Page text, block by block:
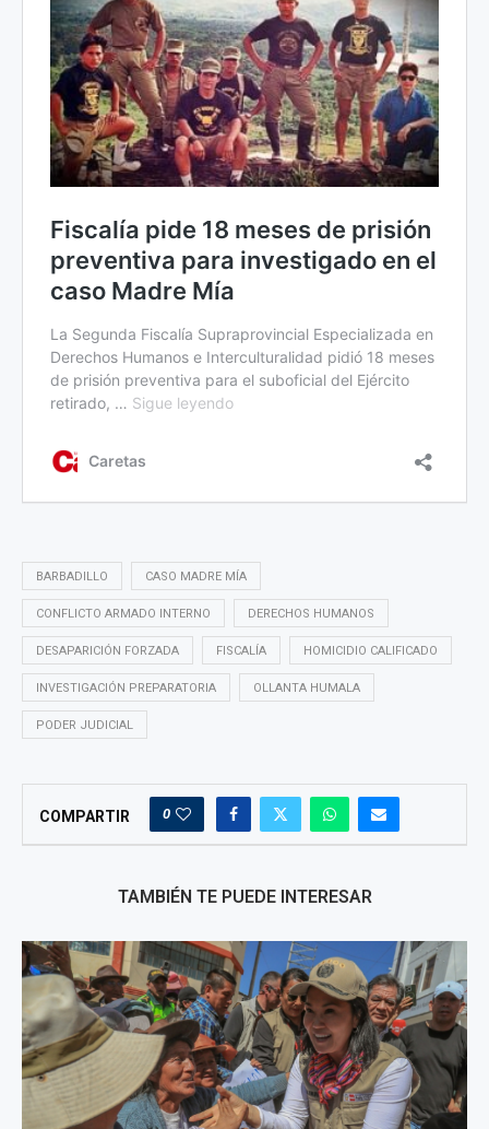
BARBADILLO CASO MADRE MÍA
CONFLICTO ARMADO INTERNO DERECHOS HUMANOS
DESAPARICIÓN FORZADA FISCALÍA HOMICIDIO CALIFICADO
INVESTIGACIÓN PREPARATORIA OLLANTA HUMALA
PODER JUDICIAL
COMPARTIR 0
TAMBIÉN TE PUEDE INTERESAR